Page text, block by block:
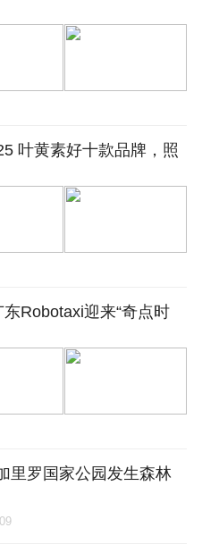
叶黄素好十款品牌，照
Robotaxi迎来“奇点时
里罗国家公园发生森林